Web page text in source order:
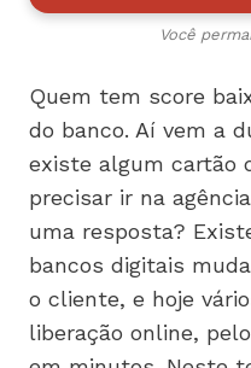
Você
Quem tem score
do banco. Aí vem a
existe algum cartão
precisar ir na
uma resposta?
bancos digitais
o cliente, e hoje
liberação online,